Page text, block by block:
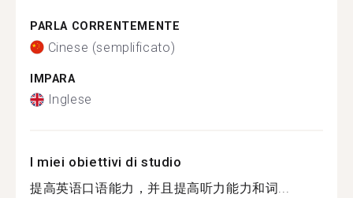
PARLA CORRENTEMENTE
Cinese (semplificato)
IMPARA
Inglese
I miei obiettivi di studio
提高英语口语能力，并且提高听力能力和词...